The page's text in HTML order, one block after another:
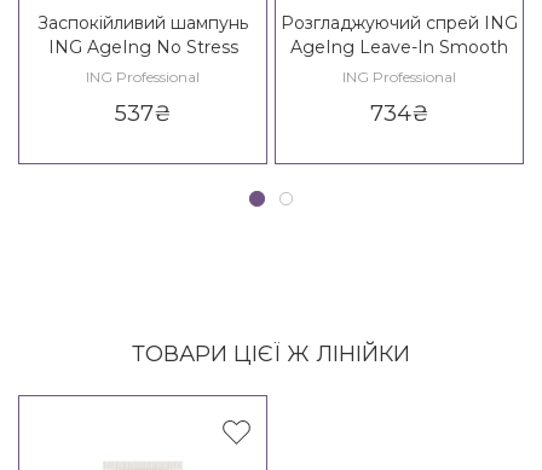
Заспокійливий шампунь
ING AgeIng No Stress
Shampoo 35+
ING Professional
537₴
Розгладжуючий спрей ING
AgeIng Leave-In Smooth
Spray
ING Professional
734₴
ТОВАРИ ЦІЄЇ Ж ЛІНІЙКИ